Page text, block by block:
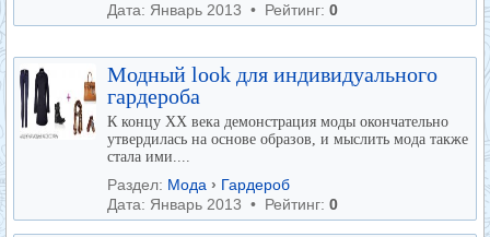
Дата: Январь 2013 • Рейтинг: 0
Модный look для индивидуального
гардероба
К концу XX века демонстрация моды окончательно
утвердилась на основе образов, и мыслить мода также
стала ими....
Раздел: Мода › Гардероб
Дата: Январь 2013 • Рейтинг: 0